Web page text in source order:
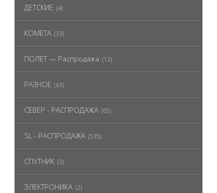
ДЕТСКИЕ (4)
КОМЕТА (33)
ПОЛЕТ — Распродажа (12)
РАЗНОЕ (63)
СЕВЕР - РАСПРОДАЖА (65)
SL - РАСПРОДАЖА (535)
СПУТНИК (3)
ЭЛЕКТРОНИКА (2)